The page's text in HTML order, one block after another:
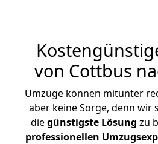
von Cottbus
Umzüge können mitunter
aber keine Sorge, denn wir
diegünstigste Lösung zu
professionellen